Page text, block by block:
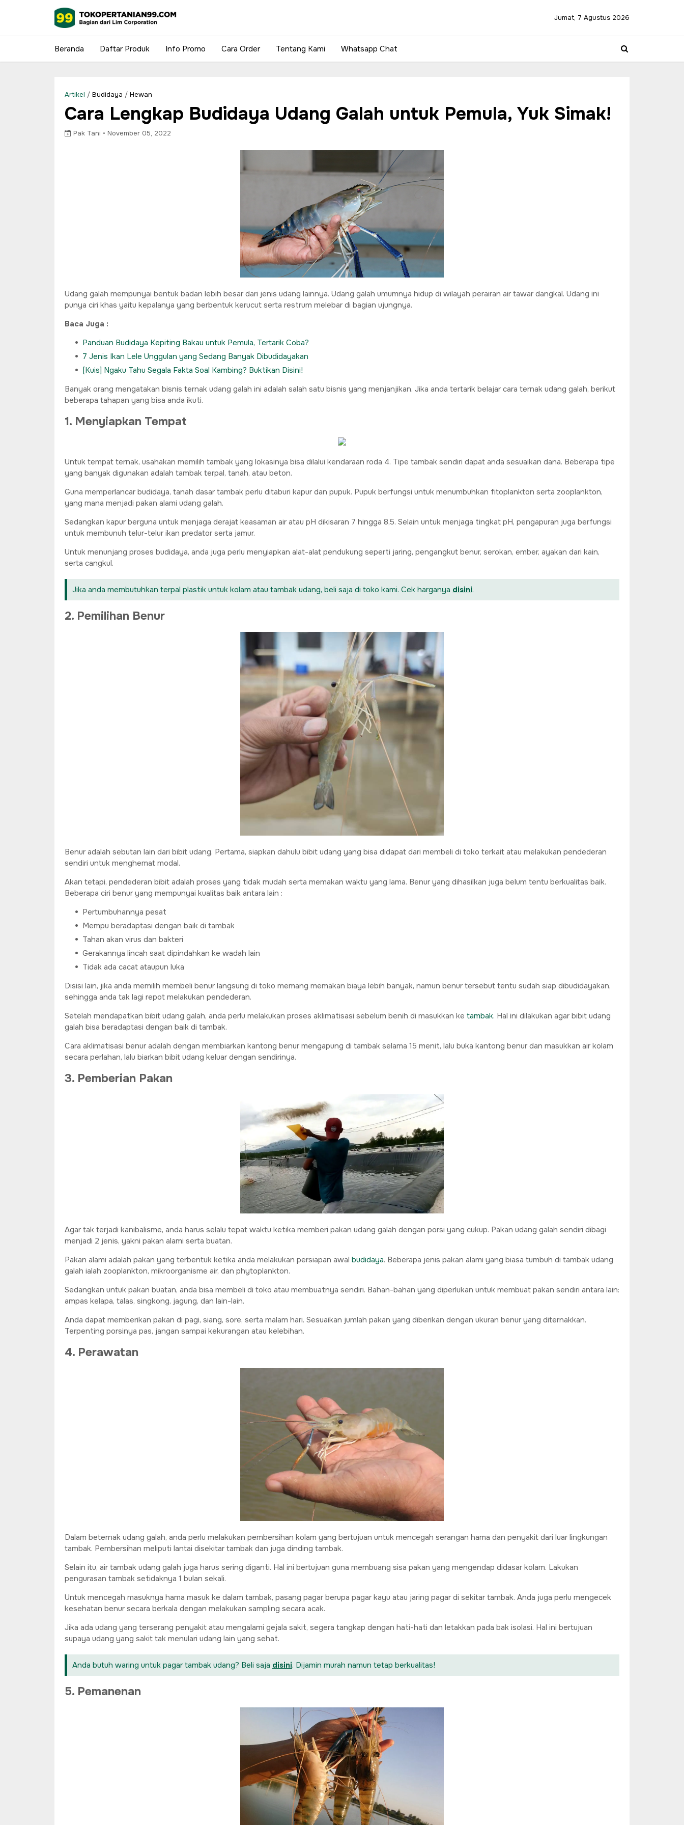
Jumat, 7 Agustus 2026
Beranda Daftar Produk Info Promo Cara Order Tentang Kami Whatsapp Chat
Artikel / Budidaya / Hewan
Cara Lengkap Budidaya Udang Galah untuk Pemula, Yuk Simak!
Pak Tani • November 05, 2022
Udang galah mempunyai bentuk badan lebih besar dari jenis udang lainnya. Udang galah umumnya hidup di wilayah perairan air tawar dangkal. Udang ini
punya ciri khas yaitu kepalanya yang berbentuk kerucut serta restrum melebar di bagian ujungnya.
Baca Juga :
Panduan Budidaya Kepiting Bakau untuk Pemula, Tertarik Coba?
7 Jenis Ikan Lele Unggulan yang Sedang Banyak Dibudidayakan
[Kuis] Ngaku Tahu Segala Fakta Soal Kambing? Buktikan Disini!
Banyak orang mengatakan bisnis ternak udang galah ini adalah salah satu bisnis yang menjanjikan. Jika anda tertarik belajar cara ternak udang galah, berikut
beberapa tahapan yang bisa anda ikuti.
1. Menyiapkan Tempat
Untuk tempat ternak, usahakan memilih tambak yang lokasinya bisa dilalui kendaraan roda 4. Tipe tambak sendiri dapat anda sesuaikan dana. Beberapa tipe
yang banyak digunakan adalah tambak terpal, tanah, atau beton.
Guna memperlancar budidaya, tanah dasar tambak perlu ditaburi kapur dan pupuk. Pupuk berfungsi untuk menumbuhkan fitoplankton serta zooplankton,
yang mana menjadi pakan alami udang galah.
Sedangkan kapur berguna untuk menjaga derajat keasaman air atau pH dikisaran 7 hingga 8,5. Selain untuk menjaga tingkat pH, pengapuran juga berfungsi
untuk membunuh telur-telur ikan predator serta jamur.
Untuk menunjang proses budidaya, anda juga perlu menyiapkan alat-alat pendukung seperti jaring, pengangkut benur, serokan, ember, ayakan dari kain,
serta cangkul.
Jika anda membutuhkan terpal plastik untuk kolam atau tambak udang, beli saja di toko kami. Cek harganya disini.
2. Pemilihan Benur
Benur adalah sebutan lain dari bibit udang. Pertama, siapkan dahulu bibit udang yang bisa didapat dari membeli di toko terkait atau melakukan pendederan
sendiri untuk menghemat modal.
Akan tetapi, pendederan bibit adalah proses yang tidak mudah serta memakan waktu yang lama. Benur yang dihasilkan juga belum tentu berkualitas baik.
Beberapa ciri benur yang mempunyai kualitas baik antara lain :
Pertumbuhannya pesat
Mempu beradaptasi dengan baik di tambak
Tahan akan virus dan bakteri
Gerakannya lincah saat dipindahkan ke wadah lain
Tidak ada cacat ataupun luka
Disisi lain, jika anda memilih membeli benur langsung di toko memang memakan biaya lebih banyak, namun benur tersebut tentu sudah siap dibudidayakan,
sehingga anda tak lagi repot melakukan pendederan.
Setelah mendapatkan bibit udang galah, anda perlu melakukan proses aklimatisasi sebelum benih di masukkan ke tambak. Hal ini dilakukan agar bibit udang
galah bisa beradaptasi dengan baik di tambak.
Cara aklimatisasi benur adalah dengan membiarkan kantong benur mengapung di tambak selama 15 menit, lalu buka kantong benur dan masukkan air kolam
secara perlahan, lalu biarkan bibit udang keluar dengan sendirinya.
3. Pemberian Pakan
Agar tak terjadi kanibalisme, anda harus selalu tepat waktu ketika memberi pakan udang galah dengan porsi yang cukup. Pakan udang galah sendiri dibagi
menjadi 2 jenis, yakni pakan alami serta buatan.
Pakan alami adalah pakan yang terbentuk ketika anda melakukan persiapan awal budidaya. Beberapa jenis pakan alami yang biasa tumbuh di tambak udang
galah ialah zooplankton, mikroorganisme air, dan phytoplankton.
Sedangkan untuk pakan buatan, anda bisa membeli di toko atau membuatnya sendiri. Bahan-bahan yang diperlukan untuk membuat pakan sendiri antara lain:
ampas kelapa, talas, singkong, jagung, dan lain-lain.
Anda dapat memberikan pakan di pagi, siang, sore, serta malam hari. Sesuaikan jumlah pakan yang diberikan dengan ukuran benur yang diternakkan.
Terpenting porsinya pas, jangan sampai kekurangan atau kelebihan.
4. Perawatan
Dalam beternak udang galah, anda perlu melakukan pembersihan kolam yang bertujuan untuk mencegah serangan hama dan penyakit dari luar lingkungan
tambak. Pembersihan meliputi lantai disekitar tambak dan juga dinding tambak.
Selain itu, air tambak udang galah juga harus sering diganti. Hal ini bertujuan guna membuang sisa pakan yang mengendap didasar kolam. Lakukan
pengurasan tambak setidaknya 1 bulan sekali.
Untuk mencegah masuknya hama masuk ke dalam tambak, pasang pagar berupa pagar kayu atau jaring pagar di sekitar tambak. Anda juga perlu mengecek
kesehatan benur secara berkala dengan melakukan sampling secara acak.
Jika ada udang yang terserang penyakit atau mengalami gejala sakit, segera tangkap dengan hati-hati dan letakkan pada bak isolasi. Hal ini bertujuan
supaya udang yang sakit tak menulari udang lain yang sehat.
Anda butuh waring untuk pagar tambak udang? Beli saja disini. Dijamin murah namun tetap berkualitas!
5. Pemanenan